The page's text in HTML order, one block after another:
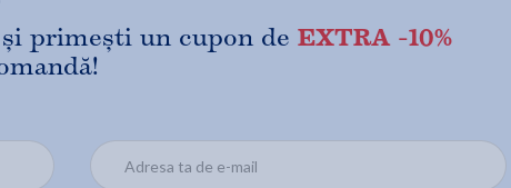
primești un cupon de EXTRA -10%